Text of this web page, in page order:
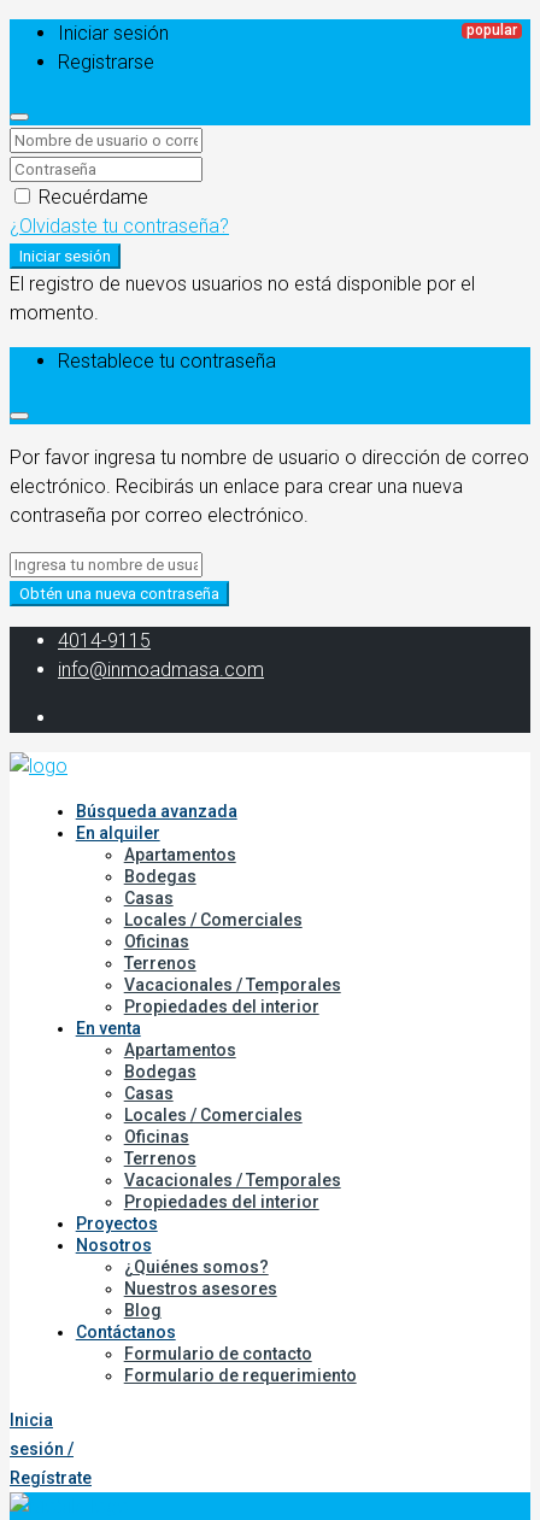
Iniciar sesión
Registrarse
Recuérdame
¿Olvidaste tu contraseña?
Iniciar sesión
El registro de nuevos usuarios no está disponible por el
momento.
Restablece tu contraseña
Por favor ingresa tu nombre de usuario o dirección de correo
electrónico. Recibirás un enlace para crear una nueva
contraseña por correo electrónico.
Obtén una nueva contraseña
‭4014-9115‬
info@inmoadmasa.com
Búsqueda avanzada
En alquiler
Apartamentos
Bodegas
Casas
Locales / Comerciales
Oficinas
Terrenos
Vacacionales / Temporales
Propiedades del interior
En venta
Apartamentos
Bodegas
Casas
Locales / Comerciales
Oficinas
Terrenos
Vacacionales / Temporales
Propiedades del interior
Proyectos
Nosotros
¿Quiénes somos?
Nuestros asesores
Blog
Contáctanos
Formulario de contacto
Formulario de requerimiento
Inicia
sesión /
Regístrate